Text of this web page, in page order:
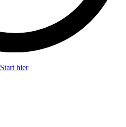
Start hier